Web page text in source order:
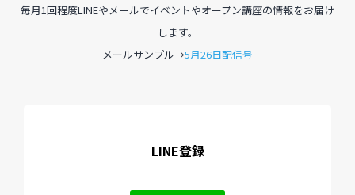
毎月1回程度LINEやメールでイベントやオープン講座の情報をお届け
します。
メールサンプル→5月26日配信号
LINE登録